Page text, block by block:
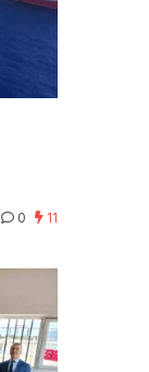
0 11